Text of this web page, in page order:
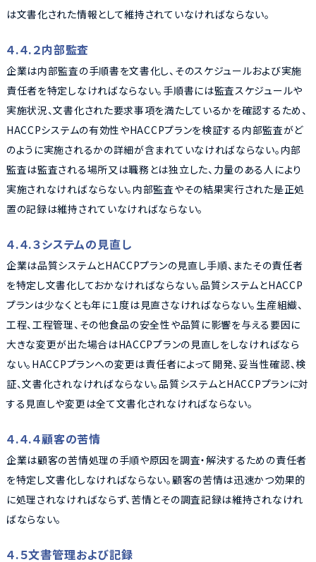
は文書化された情報として維持されていなければならない。
４.４.２内部監査
企業は内部監査の手順書を文書化し、そのスケジュールおよび実施
責任者を特定しなければならない。手順書には監査スケジュールや
実施状況、文書化された要求事項を満たしているかを確認するため、
HACCPシステムの有効性やHACCPプランを検証する内部監査がど
のように実施されるかの詳細が含まれていなければならない。内部
監査は監査される場所又は職務とは独立した、力量のある人により
実施されなければならない。内部監査やその結果実行された是正処
置の記録は維持されていなければならない。
４.４.３システムの見直し
企業は品質システムとHACCPプランの見直し手順、またその責任者
を特定し文書化しておかなければならない。品質システムとHACCP
プランは少なくとも年に１度は見直さなければならない。生産組織、
工程、工程管理、その他食品の安全性や品質に影響を与える要因に
大きな変更が出た場合はHACCPプランの見直しをしなければなら
ない。HACCPプランへの変更は責任者によって開発、妥当性確認、検
証、文書化されなければならない。品質システムとHACCPプランに対
する見直しや変更は全て文書化されなければならない。
４.４.４顧客の苦情
企業は顧客の苦情処理の手順や原因を調査・解決するための責任者
を特定し文書化しなければならない。顧客の苦情は迅速かつ効果的
に処理されなければならず、苦情とその調査記録は維持されなけれ
ばならない。
４.５文書管理および記録